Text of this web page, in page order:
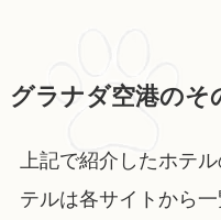
グラナダ空港のそ
上記で紹介したホテ
テルは各サイトから